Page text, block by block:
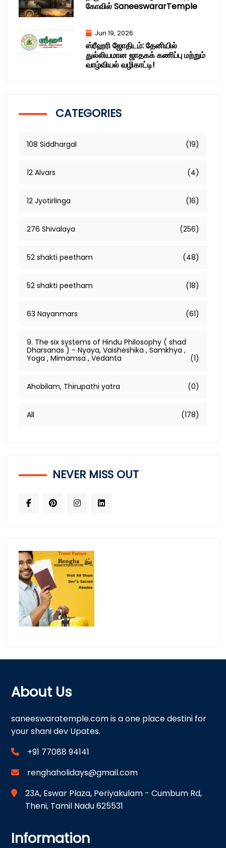
கோவில் SaneeswararTemple
Jun 19, 2026
ஸ்ரீஹரி ஜோதிடம்: தேனியில்
துல்லியமான ஜாதகக் கணிப்பு மற்றும்
வாழ்வியல் வழிகாட்டி!
CATEGORIES
108 Siddhargal (19)
12 Alvars (4)
12 Jyotirlinga (16)
276 Shivalaya (256)
52 shakti peetham (48)
52 shakti peetham (18)
63 Nayanmars (61)
9. The six systems of Hindu Philosophy ( shad
Dharsanas ) - Nyaya, Vaisheshika , Samkhya ,
Yoga , Mimamsa , Vedanta
(1)
Ahobilam, Thirupathi yatra (0)
All (178)
NEVER MISS OUT
About Us
saneeswaratemple.com is a one place destini for
your shani dev Upates.
+91 77088 94141
renghaholidays@gmail.com
23A, Eswar Plaza, Periyakulam - Cumbum Rd,
Theni, Tamil Nadu 625531
Information